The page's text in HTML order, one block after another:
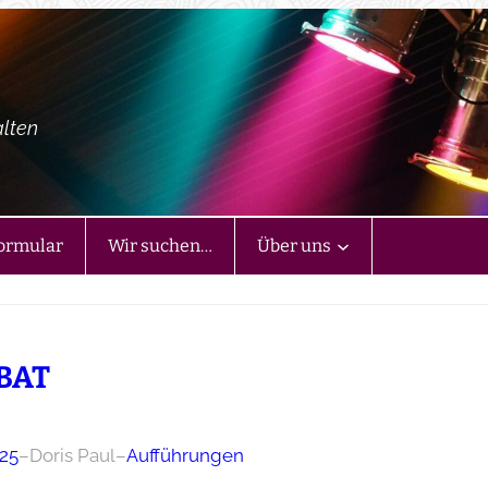
Wir suchen… Über uns
–Doris Paul–Aufführungen